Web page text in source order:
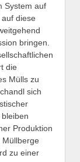
System auf
diese
bringen.
die
Mülls zu
sich
Produktion
zu einer